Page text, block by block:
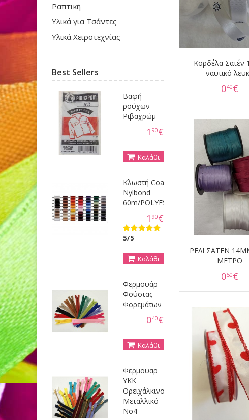
Κορδέλα Σατέν
ναυτικό
040€
ΡΕΛΙ ΣΑΤΕΝ
ΜΕΤΡΟ
050€
Ραπτική
Υλικά για Τσάντες
Υλικά Χειροτεχνίας
Best Sellers
Βαφή
ρούχων
Ριβαχρώμ
1 90€
Καλάθι
Κλωστή Coats
Nylbond
60m/POLYESTER
1 90€
5/5
Καλάθι
Φερμουάρ
Φούστας-
Φορεμάτων
040€
Καλάθι
Φερμουαρ
YKK
Ορειχάλκινο
Μεταλλικό
Νο4